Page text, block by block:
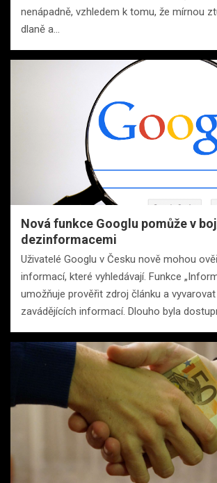
nenápadně, vzhledem k tomu, že mírnou
dlaně a…
Nová funkce Googlu pomůže v
dezinformacemi
Uživatelé Googlu v Česku nově mohou
informací, které vyhledávají. Funkce
umožňuje prověřit zdroj článku a
zavádějících informací. Dlouho byla